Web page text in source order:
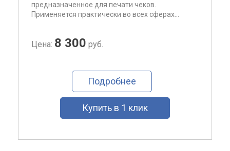
предназначенное для печати чеков.
Применяется практически во всех сферах...
Цена: 8 300 руб.
Подробнее
Купить в 1 клик